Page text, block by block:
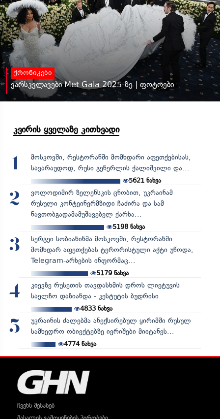
ქრონიკები
ვარსკვლავები Met Gala 2025-ზე | ფოტოები
კვირის ყველაზე კითხვადი
1
მოსკოვში, რესტორანში მომხდარი აფეთქებისას,
სავარაუდოდ, რუსი გენერლის ქალიშვილი და...
5621 ნახვა
2
ვოლოდიმირ ზელენსკის ცნობით, უკრაინამ
რუსული კონტეინერმზიდი ჩაძირა და სამ
ნავთობგადამამუშავებელ ქარხა...
5198ნახვა
3
სერგეი სობიანინმა მოსკოვში, რესტორანში
მომხდარ აფეთქებას ტერორისტული აქტი უწოდა,
Telegram-არხების ინფორმაც...
5179ნახვა
4
კიევზე რუსეთის თავდასხმის დროს ლიეტუვის
საელჩო დაზიანდა - კესტუტის ბუდრისი
4833ნახვა
5
უკრაინის ძალებმა ანექსირებულ ყირიმში რუსულ
სამხედრო ობიექტებზე იერიშები მიიტანეს...
4774ნახვა
ჩვენს შესახებ